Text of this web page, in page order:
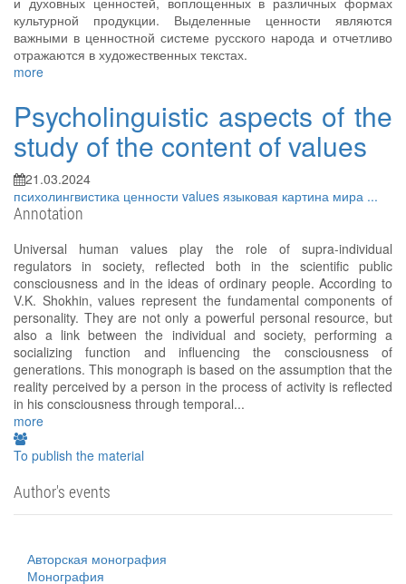
культурной продукции. Выделенные ценности являются
важными в ценностной системе русского народа и отчетливо
отражаются в художественных текстах.
more
Psycholinguistic aspects of the
study of the content of values
21.03.2024
психолингвистика ценности values языковая картина мира ...
Annotation
Universal human values play the role of supra-individual
regulators in society, reflected both in the scientific public
consciousness and in the ideas of ordinary people. According to
V.K. Shokhin, values represent the fundamental components of
personality. They are not only a powerful personal resource, but
also a link between the individual and society, performing a
socializing function and influencing the consciousness of
generations. This monograph is based on the assumption that the
reality perceived by a person in the process of activity is reflected
in his consciousness through temporal...
more
To publish the material
Author's events
Авторская монография
Монография